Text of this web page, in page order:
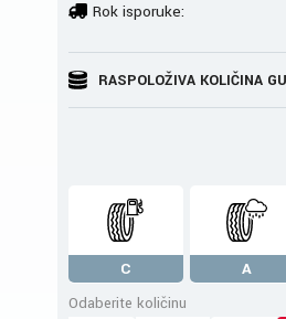
Rok isporuke:
RASPOLOŽIVA KOLIČINA
C A
Odaberite količinu